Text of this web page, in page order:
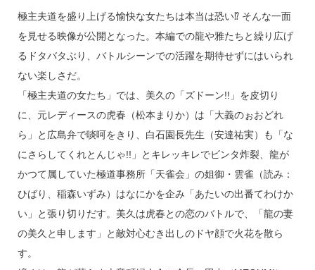
極主夫道を盛り上げる愉快な女たちは本当は恐い⁉ そんな一面
を見せる映像が公開となった。本編での龍や雅たちと繰り広げ
るドタバタぶり、バトルシーンでの活躍を期待せずにはいられ
ない楽しさだ。
「極主夫道の女たち」では、美久の「ズドーン!!」を皮切り
に、元レディースの虎春（松本まりか）は「大義のぉおどれ
ら」と広島弁で啖呵をきり、白石園長先生（安達祐実）も「な
にさらしてくれとんじゃ!!」とキレッキレでビンタ炸裂、龍が
かつて属していた極道事務所「天雀会」の姐御・雲雀（読み：
ひばり、稲森いずみ）はなにかを企み「あたいの出番てわけか
い」と張り切りだす。美久は虎春との恋のバトルで、「龍の妻
の美久と申します」と敵対心むき出しのドヤ顔で火花を散ら
す。